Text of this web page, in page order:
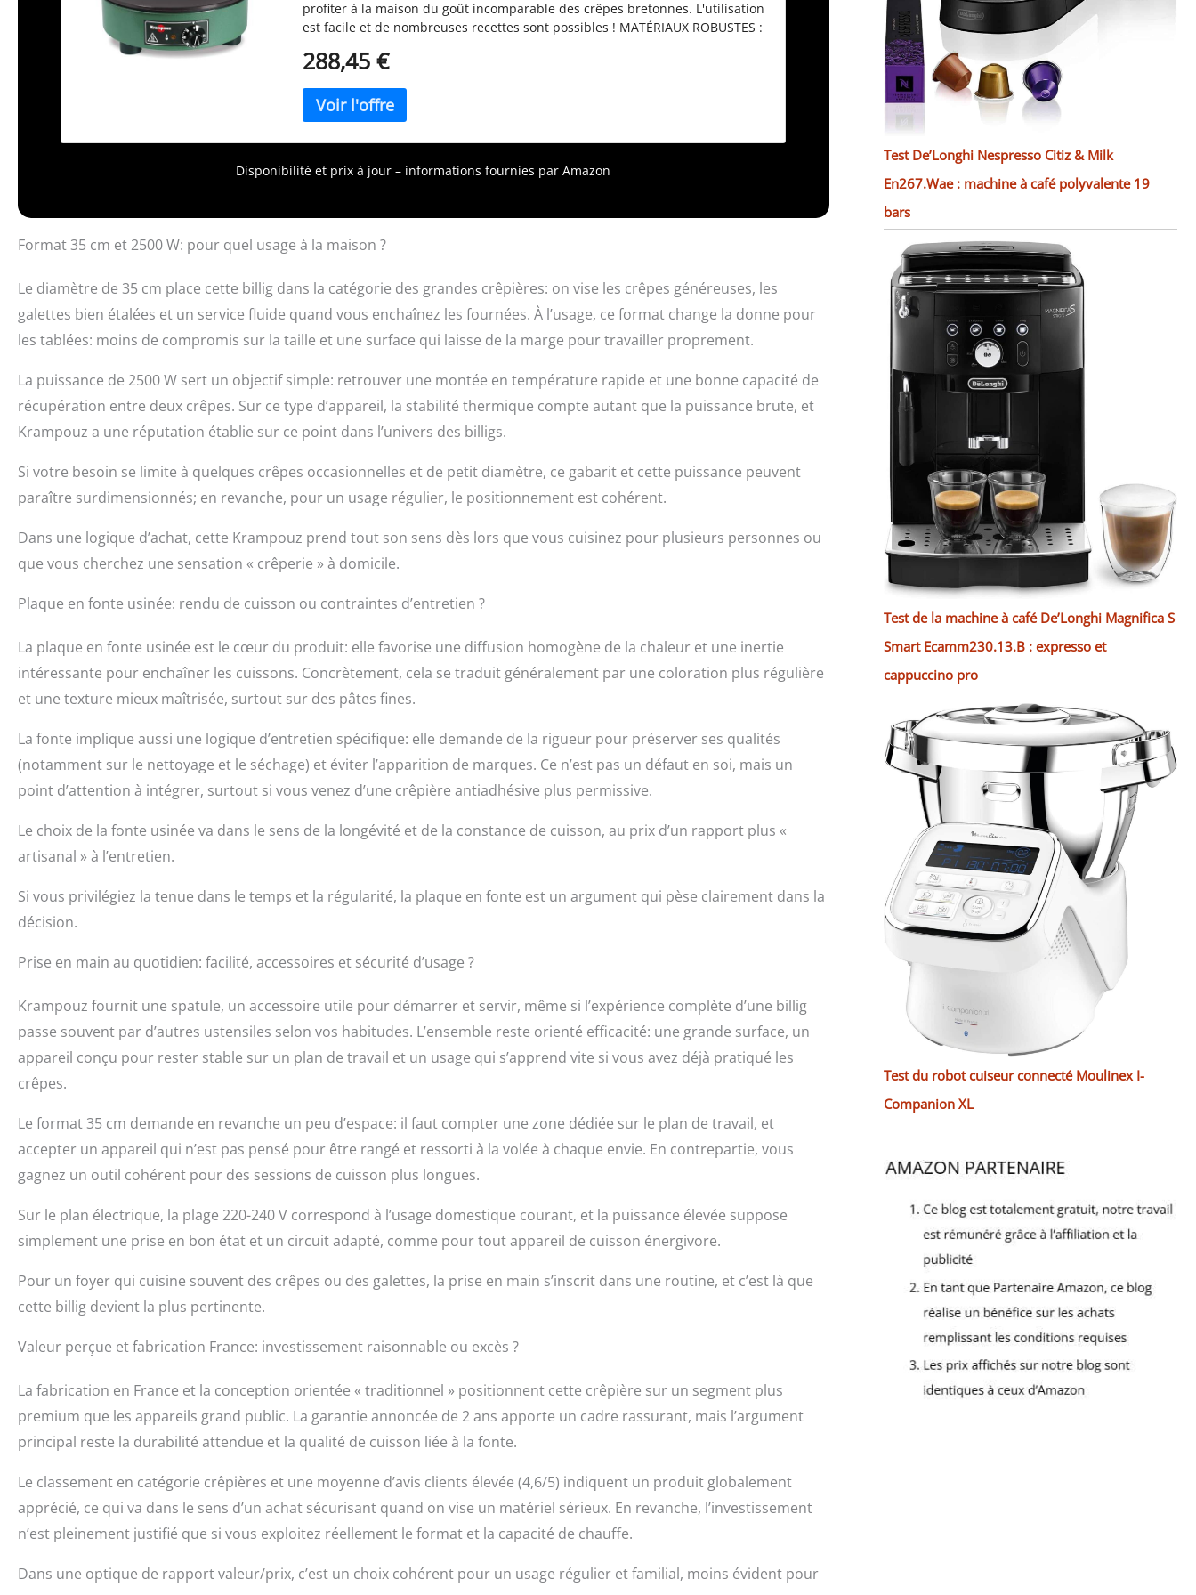
profiter à la maison du goût incomparable des crêpes bretonnes. L'utilisation
est facile et de nombreuses recettes sont possibles ! MATÉRIAUX ROBUSTES :
pas de revêtement, le culottage réalisé avant la première utilisation peut être
usinée de 35 cm de diamètre pour des crêpes grandes et gourmandes.
CUISSON RAPIDE ET HOMOGÈNE : Les crêpes sont dorées en quelques
secondes avec la crêpière Billig ! Une conception exclusive pour une cuisson
FRANCAISE : Crêpière conçue, fabriquée et assemblée dans l'atelier breton de
disponibles au minimum jusqu'à 15 ans après l'achat. Le tampon CLEAN+ (Réf
288,45 €
Disponibilité et prix à jour – informations fournies par Amazon
Format 35 cm et 2500 W: pour quel usage à la maison ?
Le diamètre de 35 cm place cette billig dans la catégorie des grandes crêpières: on vise les crêpes généreuses, les
galettes bien étalées et un service fluide quand vous enchaînez les fournées. À l’usage, ce format change la donne pour
les tablées: moins de compromis sur la taille et une surface qui laisse de la marge pour travailler proprement.
La puissance de 2500 W sert un objectif simple: retrouver une montée en température rapide et une bonne capacité de
récupération entre deux crêpes. Sur ce type d’appareil, la stabilité thermique compte autant que la puissance brute, et
Krampouz a une réputation établie sur ce point dans l’univers des billigs.
Si votre besoin se limite à quelques crêpes occasionnelles et de petit diamètre, ce gabarit et cette puissance peuvent
paraître surdimensionnés; en revanche, pour un usage régulier, le positionnement est cohérent.
Dans une logique d’achat, cette Krampouz prend tout son sens dès lors que vous cuisinez pour plusieurs personnes ou
que vous cherchez une sensation « crêperie » à domicile.
Plaque en fonte usinée: rendu de cuisson ou contraintes d’entretien ?
La plaque en fonte usinée est le cœur du produit: elle favorise une diffusion homogène de la chaleur et une inertie
intéressante pour enchaîner les cuissons. Concrètement, cela se traduit généralement par une coloration plus régulière
et une texture mieux maîtrisée, surtout sur des pâtes fines.
La fonte implique aussi une logique d’entretien spécifique: elle demande de la rigueur pour préserver ses qualités
(notamment sur le nettoyage et le séchage) et éviter l’apparition de marques. Ce n’est pas un défaut en soi, mais un
point d’attention à intégrer, surtout si vous venez d’une crêpière antiadhésive plus permissive.
Le choix de la fonte usinée va dans le sens de la longévité et de la constance de cuisson, au prix d’un rapport plus «
artisanal » à l’entretien.
Si vous privilégiez la tenue dans le temps et la régularité, la plaque en fonte est un argument qui pèse clairement dans la
décision.
Prise en main au quotidien: facilité, accessoires et sécurité d’usage ?
Krampouz fournit une spatule, un accessoire utile pour démarrer et servir, même si l’expérience complète d’une billig
passe souvent par d’autres ustensiles selon vos habitudes. L’ensemble reste orienté efficacité: une grande surface, un
appareil conçu pour rester stable sur un plan de travail et un usage qui s’apprend vite si vous avez déjà pratiqué les
crêpes.
Le format 35 cm demande en revanche un peu d’espace: il faut compter une zone dédiée sur le plan de travail, et
accepter un appareil qui n’est pas pensé pour être rangé et ressorti à la volée à chaque envie. En contrepartie, vous
gagnez un outil cohérent pour des sessions de cuisson plus longues.
Sur le plan électrique, la plage 220-240 V correspond à l’usage domestique courant, et la puissance élevée suppose
simplement une prise en bon état et un circuit adapté, comme pour tout appareil de cuisson énergivore.
Pour un foyer qui cuisine souvent des crêpes ou des galettes, la prise en main s’inscrit dans une routine, et c’est là que
cette billig devient la plus pertinente.
Valeur perçue et fabrication France: investissement raisonnable ou excès ?
La fabrication en France et la conception orientée « traditionnel » positionnent cette crêpière sur un segment plus
premium que les appareils grand public. La garantie annoncée de 2 ans apporte un cadre rassurant, mais l’argument
principal reste la durabilité attendue et la qualité de cuisson liée à la fonte.
Le classement en catégorie crêpières et une moyenne d’avis clients élevée (4,6/5) indiquent un produit globalement
apprécié, ce qui va dans le sens d’un achat sécurisant quand on vise un matériel sérieux. En revanche, l’investissement
n’est pleinement justifié que si vous exploitez réellement le format et la capacité de chauffe.
Dans une optique de rapport valeur/prix, c’est un choix cohérent pour un usage régulier et familial, moins évident pour
Test De’Longhi Nespresso Citiz & Milk
En267.Wae : machine à café polyvalente 19
bars
Test de la machine à café De’Longhi Magnifica S
Smart Ecamm230.13.B : expresso et
cappuccino pro
Test du robot cuiseur connecté Moulinex I-
Companion XL